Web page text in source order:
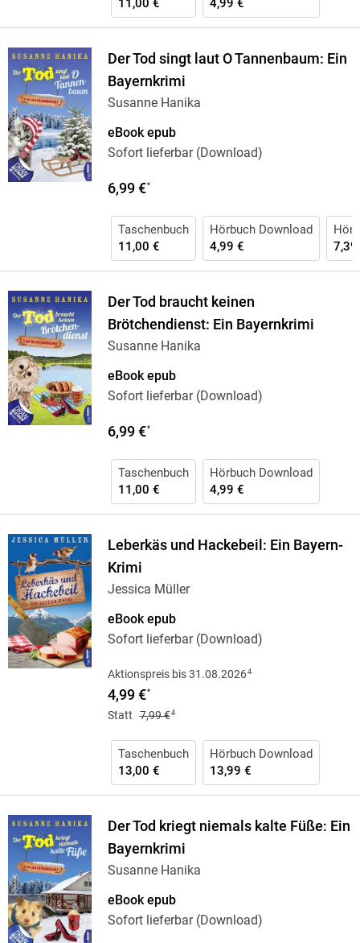
11,00 €
4,99 €
Der Tod singt laut O Tannenbaum: Ein
Bayernkrimi
Susanne Hanika
eBook epub
Sofort lieferbar (Download)
6,99 €*
Taschenbuch
11,00 €
Hörbuch Download
4,99 €
7,39
Der Tod braucht keinen
Brötchendienst: Ein Bayernkrimi
Susanne Hanika
eBook epub
Sofort lieferbar (Download)
6,99 €*
Taschenbuch
11,00 €
Hörbuch Download
4,99 €
Leberkäs und Hackebeil: Ein Bayern-
Krimi
Jessica Müller
eBook epub
Sofort lieferbar (Download)
Aktionspreis bis 31.08.20264
4,99 €*
Statt 7,99 €4
Taschenbuch
13,00 €
Hörbuch Download
13,99 €
Der Tod kriegt niemals kalte Füße: Ein
Bayernkrimi
Susanne Hanika
eBook epub
Sofort lieferbar (Download)